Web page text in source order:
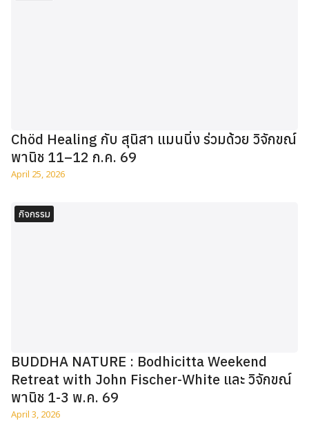
Chöd Healing กับ สุนิสา แมนนิ่ง ร่วมด้วย วิจักขณ์
พานิช 11–12 ก.ค. 69
April 25, 2026
กิจกรรม
BUDDHA NATURE : Bodhicitta Weekend
Retreat with John Fischer-White และ วิจักขณ์
พานิช 1-3 พ.ค. 69
April 3, 2026